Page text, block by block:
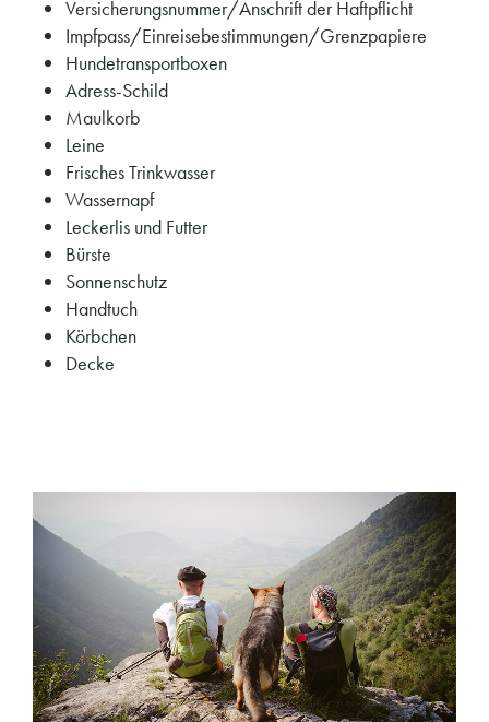
Versicherungsnummer/Anschrift der Haftpflicht
Impfpass/Einreisebestimmungen/Grenzpapiere
Hundetransportboxen
Adress-Schild
Maulkorb
Leine
Frisches Trinkwasser
Wassernapf
Leckerlis und Futter
Bürste
Sonnenschutz
Handtuch
Körbchen
Decke
READ MORE